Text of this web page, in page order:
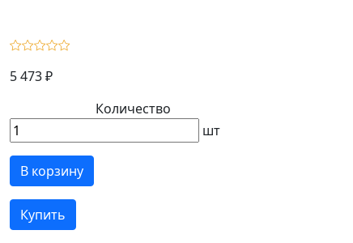
5 473 ₽
Количество
шт
В корзину
Купить